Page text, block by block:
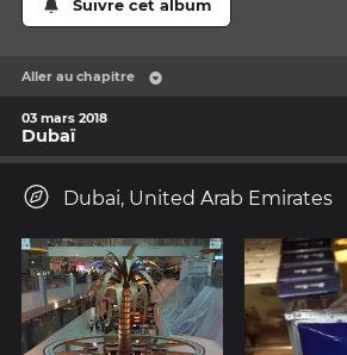
Suivre cet album
Aller au chapitre
03 mars 2018
Dubaï
Dubai, United Arab Emirates